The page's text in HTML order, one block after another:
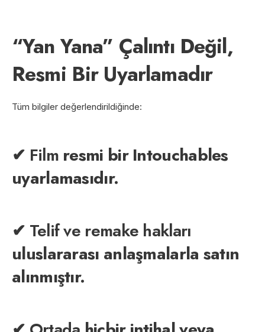
“Yan Yana” Çalıntı Değil,
Resmi Bir Uyarlamadır
Tüm bilgiler değerlendirildiğinde:
✔ Film resmi bir Intouchables
uyarlamasıdır.
✔ Telif ve remake hakları
uluslararası anlaşmalarla satın
alınmıştır.